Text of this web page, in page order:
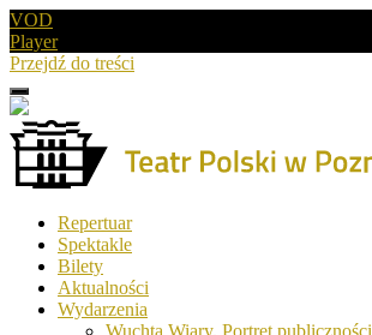
VOD
Player
Przejdź do treści
Menu
Drugie
logo
Teatr
Polski
Poznaniu
Repertuar
Spektakle
Bilety
Aktualności
Wydarzenia
Wuchta Wiary. Portret publiczności